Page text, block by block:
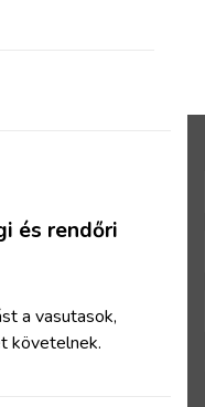
és rendőri
a vasutasok,
követelnek.